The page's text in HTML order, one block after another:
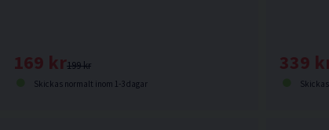
199 kr
169 kr
Skickas normalt inom 1-3 dagar
339